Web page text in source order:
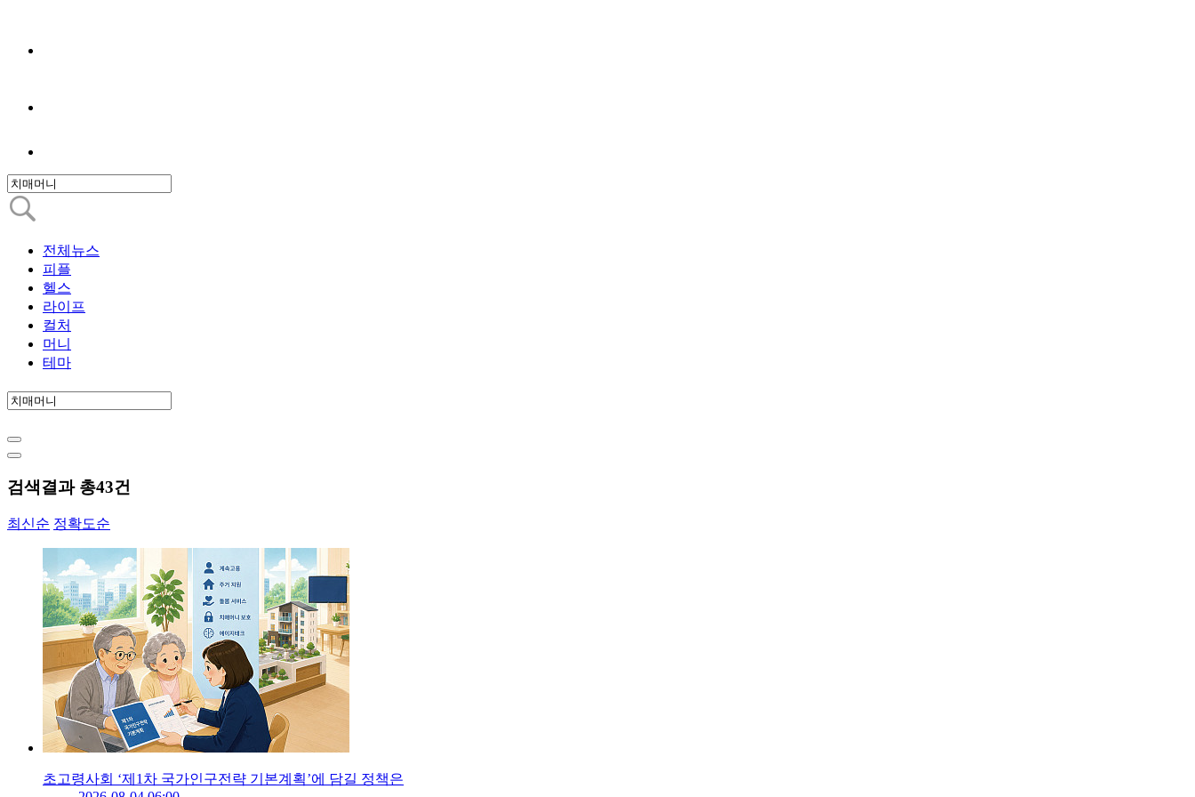
전체뉴스
피플
헬스
라이프
컬처
머니
테마
검색결과 총43건
최신순 정확도순
초고령사회 ‘제1차 국가인구전략 기본계획’에 담길 정책은